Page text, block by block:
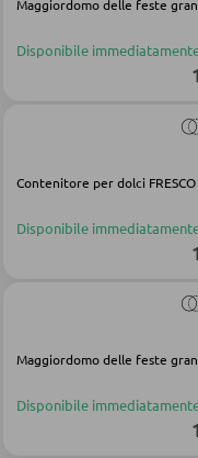
Credenze a
MOBILI
TAVOLI
Tavolini da
Faretti a
Lampadari a
Faretti e
Lampade
Luci da
LINEE
Disponibile
Contenitore per dolci FRESCO
Disponibile
Disponibile